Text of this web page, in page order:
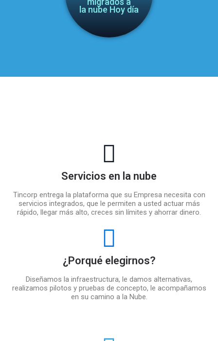
la nube Hoy día
Servicios en la nube
Tincorp entrega la plataforma que su Empresa necesita con
servicios integrados, que le permiten a usted actuar más
rápido, llegar más alto, creces sin límites y ahorrar dinero.
¿Porqué elegirnos?
Diseñamos la infraestructura, le damos alternativas,
realizamos pilotos y pruebas de concepto, le acompañamos
en su camino a la Nube.